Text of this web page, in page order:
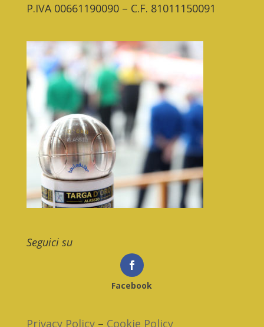
P.IVA 00661190090 – C.F. 81011150091
Seguici su
Facebook
Privacy Policy– Cookie Policy